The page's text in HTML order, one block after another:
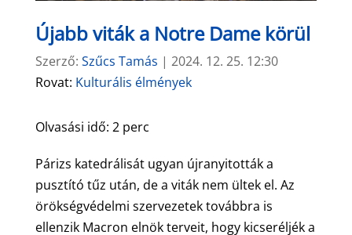
Újabb viták a Notre Dame körül
Szerző: Szűcs Tamás | 2024. 12. 25. 12:30
Rovat: Kulturális élmények
Olvasási idő: 2 perc
Párizs katedrálisát ugyan újranyitották a
pusztító tűz után, de a viták nem ültek el. Az
örökségvédelmi szervezetek továbbra is
ellenzik Macron elnök terveit, hogy kicseréljék a